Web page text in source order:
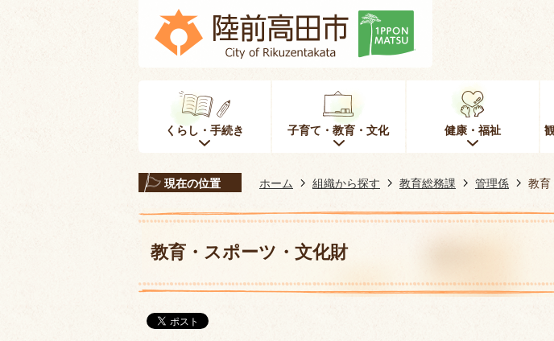
くらし・手続き 子育て・教育・文化 健康・福祉
現在の位置 ホーム 組織から探す 教育総務課 管理係 教育
教育・スポーツ・文化財